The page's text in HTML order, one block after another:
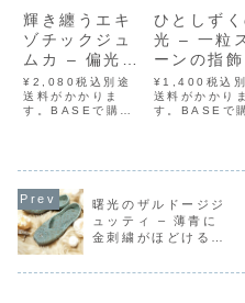
輝き纏うエキ
ゾチックジュ
ムカ – 偏光ス
トーンのゴー
ルドピアス
¥2,080税込別途
送料がかかりま
す。BASEで購入
ス。偏光ストーン
が光を反射し輝き
を放つ。日常にち
ょっとしたエキゾ
チックな魅力をプ
ひとしずく
光 – 一粒
ーンの指飾
¥1,400税込
送料がかかりま
す。BASEで
輝く指飾り。
プルなデザイ
中に、そっと
曙光のザルドージジ
ュッティ – 薄青に
金刺繍がほどける靄